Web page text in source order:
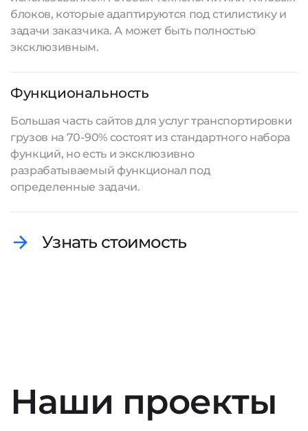
блоков, которые адаптируются под стилистику и
задачи заказчика. А может быть полностью
эксклюзивным.
Функциональность
Большая часть сайтов для услуг транспортировки
грузов на 70-90% состоят из стандартного набора
функций, но есть и эксклюзивно
разрабатываемый функционал под
определенные задачи.
Узнать стоимость
Наши проекты